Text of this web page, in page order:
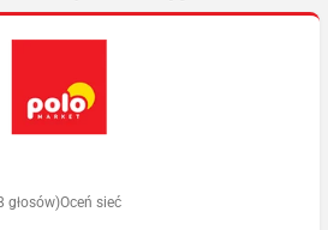
głosów)Oceń sieć